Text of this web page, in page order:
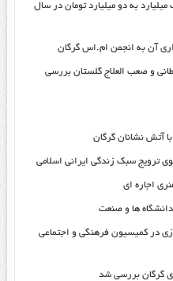
به دو میلیارد تومان در سال
آن به انجمن ام.اس گرگان
و صعب العلاج گلستان بررسی
آتش نشانان گرگان
ترویج سبک زندگی ایرانی اسلامی
اجاره ای
ها و صنعت
در کمیسیون فرهنگی و اجتماعی
گرگان بررسی شد